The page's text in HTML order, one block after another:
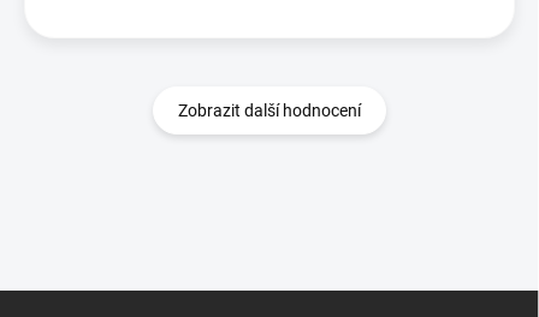
Zobrazit další hodnocení